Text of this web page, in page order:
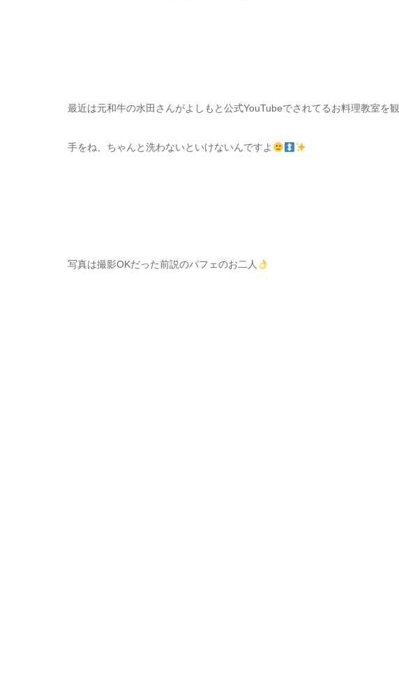
最近は元和牛の水田さんがよしもと公式YouTubeでされてるお料理教室を
手をね、ちゃんと洗わないといけないんですよ
写真は撮影OKだった前説のパフェのお二人